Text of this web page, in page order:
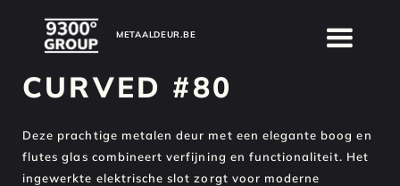
METAALDEUR.BE
METAALDEUR.BE
CURVED #80
Deze prachtige metalen deur met een elegante boog en
flutes glas combineert verfijning en functionaliteit. Het
ingewerkte elektrische slot zorgt voor moderne